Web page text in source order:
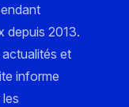
depuis 2013.
et
informe